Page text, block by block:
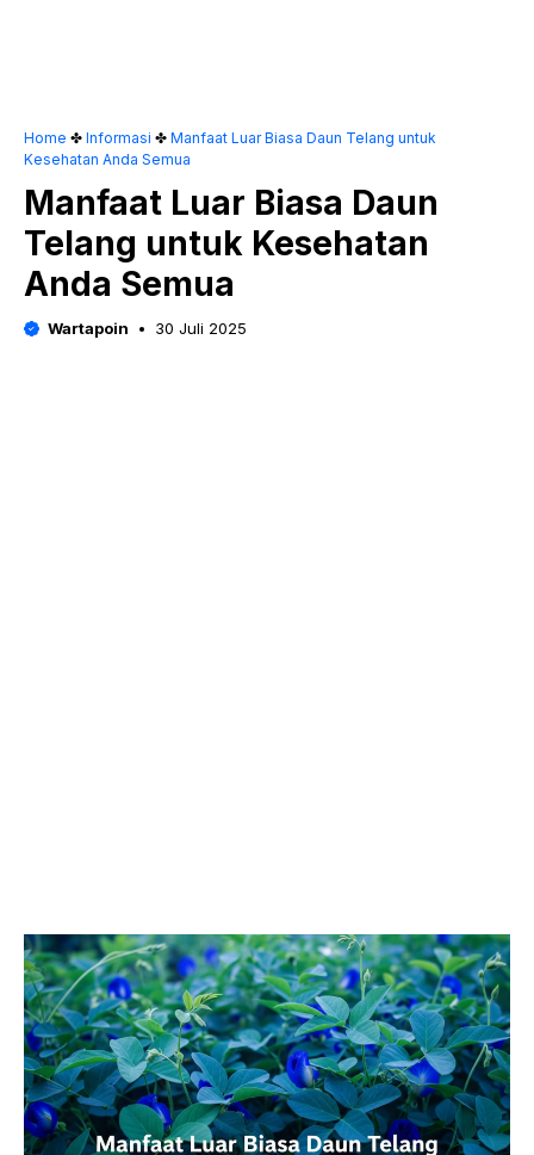
Home ✤ Informasi ✤ Manfaat Luar Biasa Daun Telang untuk
Kesehatan Anda Semua
Manfaat Luar Biasa Daun
Telang untuk Kesehatan
Anda Semua
Wartapoin 30 Juli 2025